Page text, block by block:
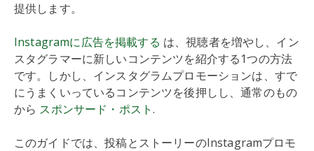
提供します。
Instagramに広告を掲載する は、視聴者を増やし、イン
スタグラマーに新しいコンテンツを紹介する1つの方法
です。しかし、インスタグラムプロモーションは、すで
にうまくいっているコンテンツを後押しし、通常のもの
から スポンサード・ポスト.
このガイドでは、投稿とストーリーのInstagramプロモ